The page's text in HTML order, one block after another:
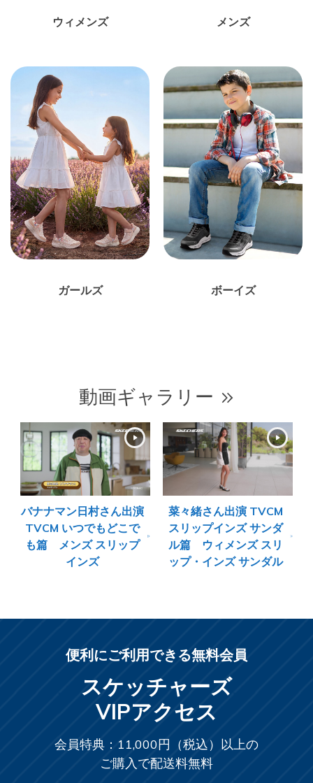
ウィメンズ メンズ
ガールズ ボーイズ
動画ギャラリー
バナナマン日村さん出演
TVCM いつでもどこで
も篇 メンズ スリップ
インズ
菜々緒さん出演 TVCM
スリップインズ サンダ
ル篇 ウィメンズ スリ
ップ・インズ サンダル
便利にご利用できる無料会員
スケッチャーズ
VIPアクセス
会員特典：11,000円（税込）以上の
ご購入で配送料無料